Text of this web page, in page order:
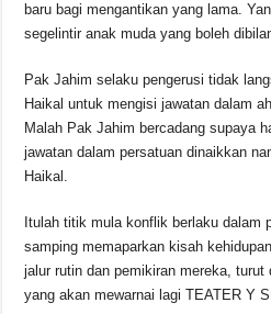
baru bagi mengantikan yang lama.
segelintir anak muda yang boleh
Pak Jahim selaku pengerusi tidak
Haikal untuk mengisi jawatan dalam
Malah Pak Jahim bercadang supaya
jawatan dalam persatuan dinaikkan
Haikal.
Itulah titik mula konflik berlaku dalam
samping memaparkan kisah
jalur rutin dan pemikiran mereka,
yang akan mewarnai lagi TEATER Y